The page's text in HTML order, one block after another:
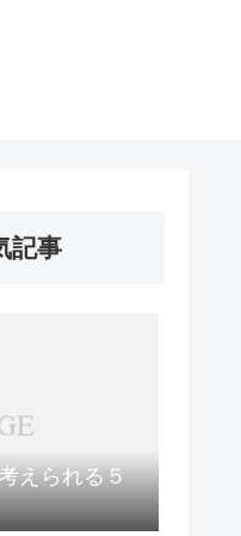
記事
えられる５